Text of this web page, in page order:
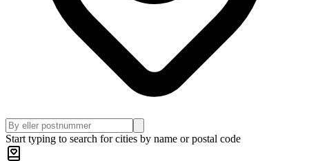
Start typing to search for cities by name or postal code